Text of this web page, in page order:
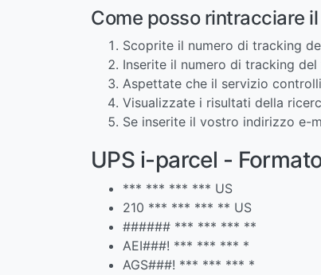
Come posso rintracciare
Scoprite il numero di tracking
Inserite il numero di tracking
Aspettate che il servizio
Visualizzate i risultati della
Se inserite il vostro indirizzo e-
UPS i-parcel -
*** *** *** *** US
210 *** *** *** ** US
###### *** *** *** **
AEI###! *** *** *** *
AGS###! *** *** *** *